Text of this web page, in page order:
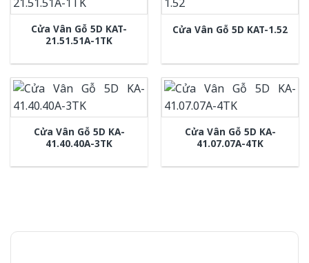
Cửa Vân Gỗ 5D KAT-
21.51.51A-1TK
Cửa Vân Gỗ 5D KAT-1.52
Cửa Vân Gỗ 5D KA-
41.40.40A-3TK
Cửa Vân Gỗ 5D KA-
41.07.07A-4TK